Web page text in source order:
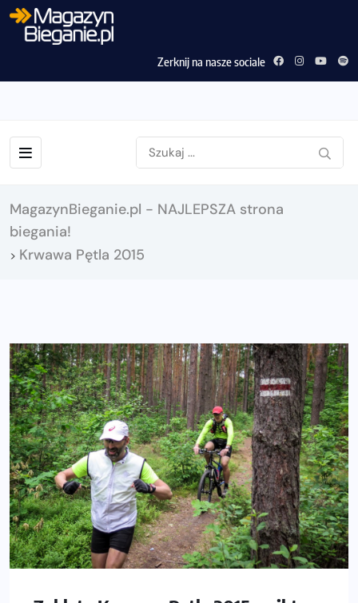
Zerknij na nasze sociale
MagazynBieganie.pl - NAJLEPSZA strona
biegania!
> Krwawa Pętla 2015